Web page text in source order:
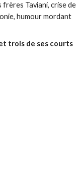
frères Taviani, crise de
humour mordant
trois de ses courts